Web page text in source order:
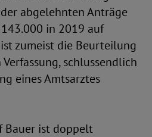
abgelehnten Anträge
in 2019 auf
zumeist die Beurteilung
schlussendlich
eines Amtsarztes
Bauer ist doppelt